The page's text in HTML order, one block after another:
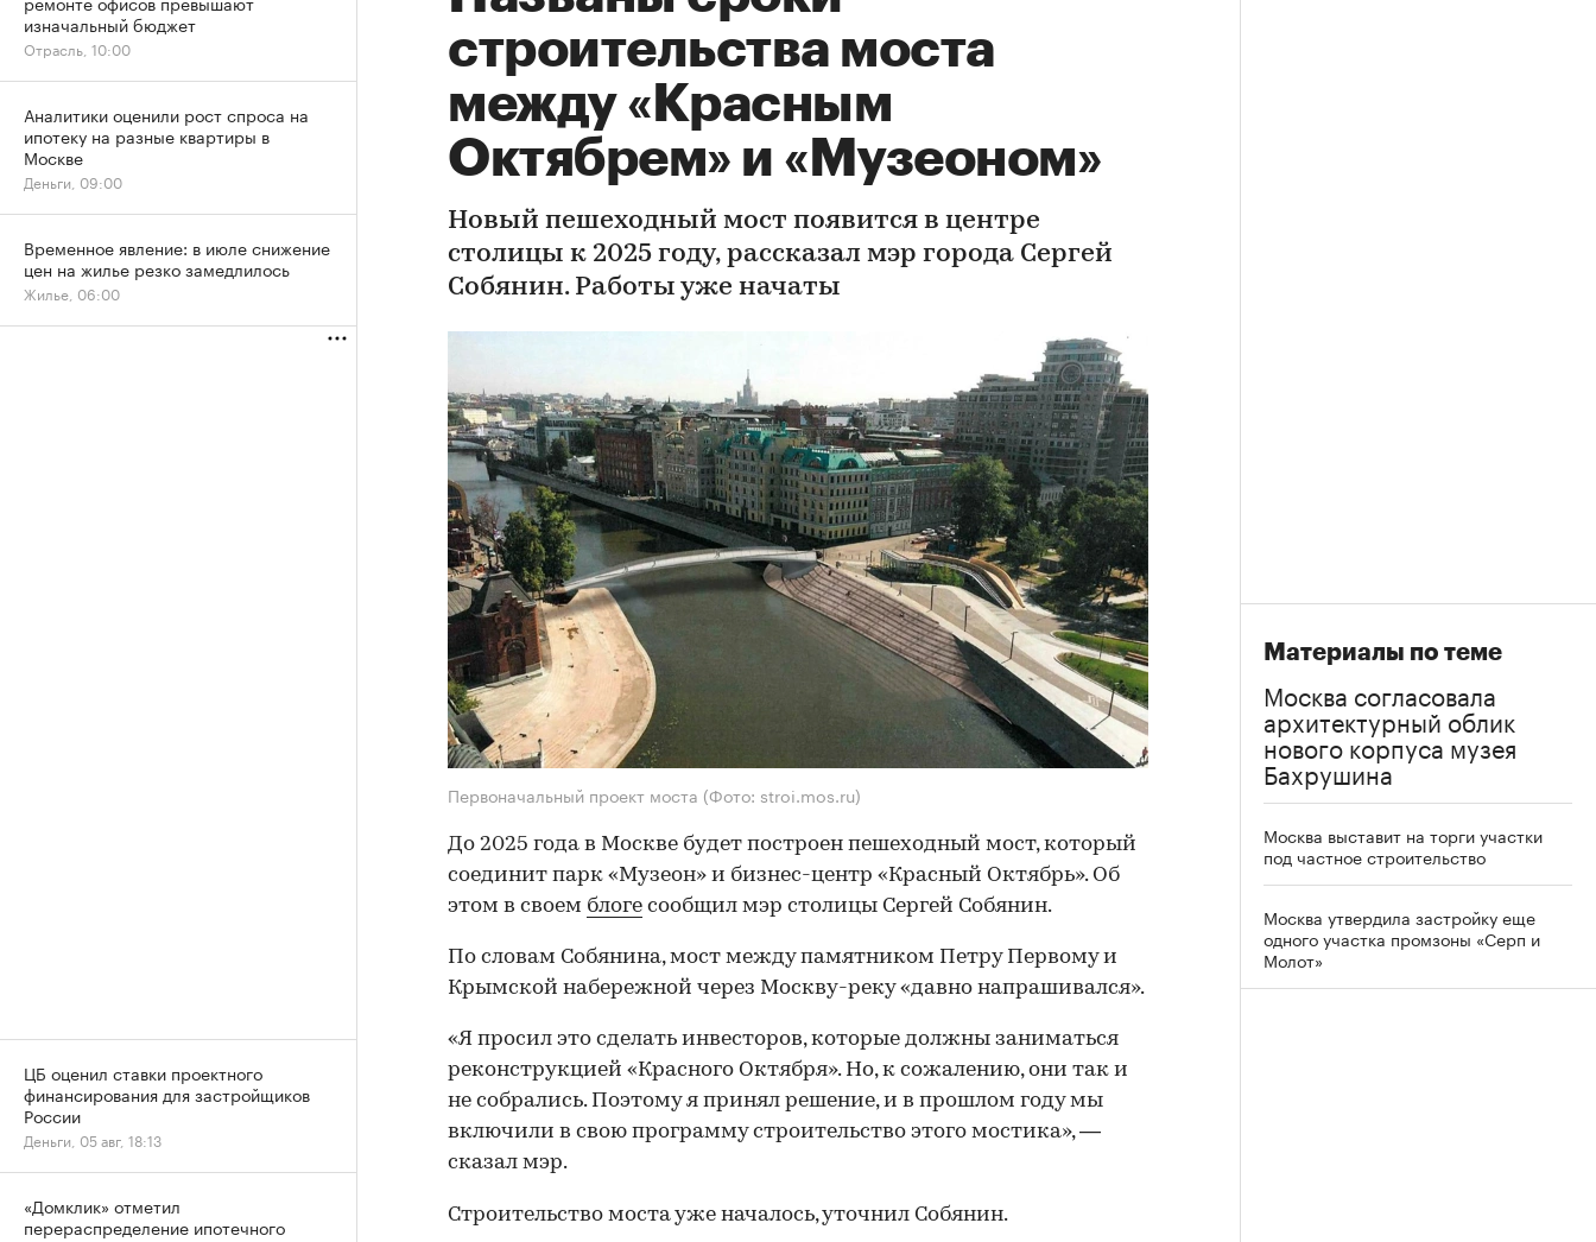
строительства моста
между «Красным
Октябрем» и «Музеоном»
Новый пешеходный мост появится в центре
столицы к 2025 году, рассказал мэр города Сергей
Собянин. Работы уже начаты
Первоначальный проект моста (Фото: stroi.mos.ru)
До 2025 года в Москве будет построен пешеходный мост, который
соединит парк «Музеон» и бизнес-центр «Красный Октябрь». Об
этом в своем блоге сообщил мэр столицы Сергей Собянин.
По словам Собянина, мост между памятником Петру Первому и
Крымской набережной через Москву-реку «давно напрашивался».
«Я просил это сделать инвесторов, которые должны заниматься
реконструкцией «Красного Октября». Но, к сожалению, они так и
не собрались. Поэтому я принял решение, и в прошлом году мы
включили в свою программу строительство этого мостика», —
сказал мэр.
Строительство моста уже началось, уточнил Собянин.
Материалы по теме
Москва согласовала
архитектурный облик
нового корпуса музея
Бахрушина
Москва выставит на торги участки
под частное строительство
Москва утвердила застройку еще
одного участка промзоны «Серп и
Молот»
изначальный бюджет
Отрасль, 10:00
Аналитики оценили рост спроса на
ипотеку на разные квартиры в
Москве
Деньги, 09:00
Временное явление: в июле снижение
цен на жилье резко замедлилось
Жилье, 06:00
ЦБ оценил ставки проектного
финансирования для застройщиков
России
Деньги, 05 авг, 18:13
«Домклик» отметил
перераспределение ипотечного